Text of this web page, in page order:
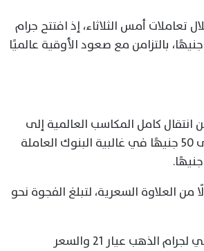
المحلية قد ارتفع بنحو 30 جنيهًا خلال تعاملات أمس الثلاثاء، إذ افتتح جرام
الذهب عيار 21 عند 5840 جنيهًا وأنهى التعاملات عند 5870 جنيهًا، بالتزامن مع صعود الأوقية عالميًا
كامل المكاسب العالمية إلى
السوق المحلية، إذ انخفض سعر الدولار إلى أقل من مستوى 50 جنيهًا في غالبية البنوك العاملة
العلاوة السعرية، لتبلغ الفجوة نحو
وأوضح أن هذا الخصم يمثل الفرق بين السعر المحلي الفعلي لجرام الذهب عيار 21 والسعر